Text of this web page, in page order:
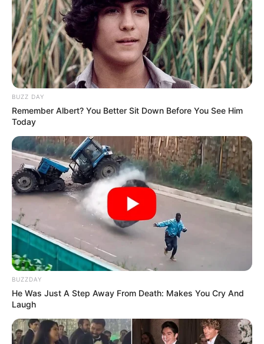
TAGS
ΕΥΒΟΙΑ
ΚΕΝΤΡΟ ΥΓΕΙΑΣ ΙΣΤΙΑΙΑΣ
ΚΟΤΣΙΚΙΑ
BUZZ DAY
Remember Albert? You Better Sit Down Before You See Him
Today
BUZZDAY
He Was Just A Step Away From Death: Makes You Cry And
Laugh